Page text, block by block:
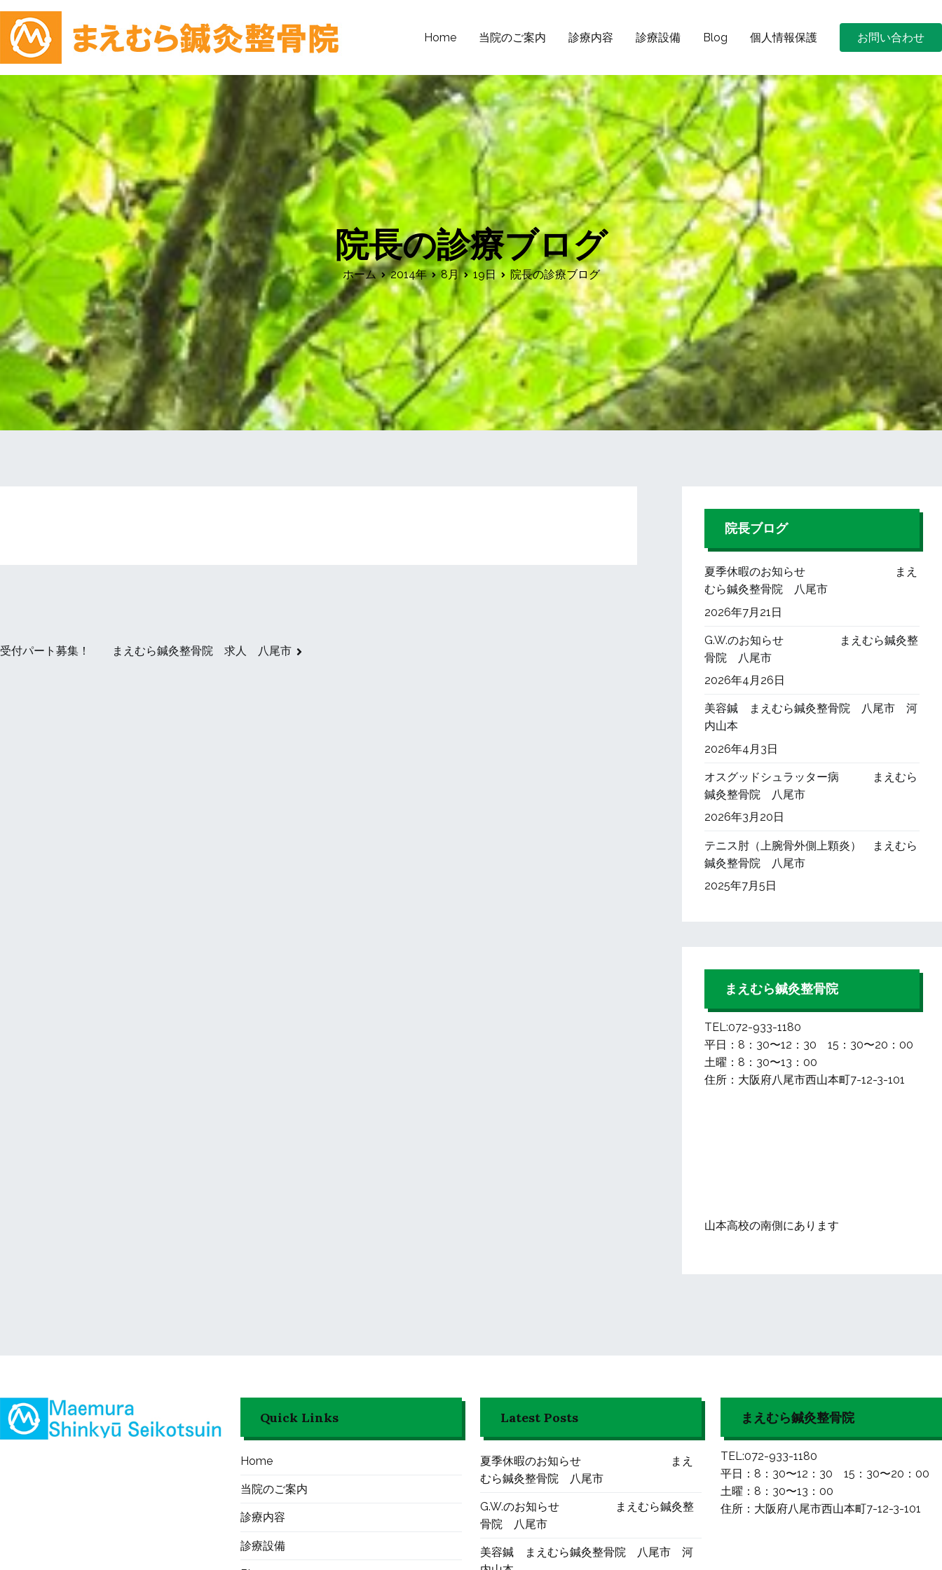
コ
テ
ン
ツ
へ
ッ
プ
まえむら鍼灸整骨院
近鉄大阪線河内山本駅より徒歩10分 骨折・脱臼・捻挫・打撲・捻挫・スポーツ外傷・はり・きゅう・小児はり
Home 当院のご案内 診療内容 診療設備 Blog 個人情報保護 お問い合わせ
院長の診療ブログ
ホーム 2014年 8月 19日 院長の診療ブログ
投
受付パート募集！ まえむら鍼灸整骨院 求人 八尾市
院長ブログ
夏季休暇のお知らせ まえ
むら鍼灸整骨院 八尾市
2026年7月21日
G.W.のお知らせ まえむら鍼灸整
骨院 八尾市
2026年4月26日
美容鍼 まえむら鍼灸整骨院 八尾市 河
内山本
2026年4月3日
オスグッドシュラッター病 まえむら
鍼灸整骨院 八尾市
2026年3月20日
テニス肘（上腕骨外側上顆炎） まえむら
鍼灸整骨院 八尾市
2025年7月5日
まえむら鍼灸整骨院
TEL:072-933-1180
平日：8：30〜12：30 15：30〜20：00
土曜：8：30〜13：00
住所：大阪府八尾市西山本町7-12-3-101
山本高校の南側にあります
Quick Links
Home
当院のご案内
診療内容
診療設備
Latest Posts
夏季休暇のお知らせ まえ
むら鍼灸整骨院 八尾市
G.W.のお知らせ まえむら鍼灸整
骨院 八尾市
美容鍼 まえむら鍼灸整骨院 八尾市 河
まえむら鍼灸整骨院
TEL:072-933-1180
平日：8：30〜12：30 15：30〜20：00
土曜：8：30〜13：00
住所：大阪府八尾市西山本町7-12-3-101